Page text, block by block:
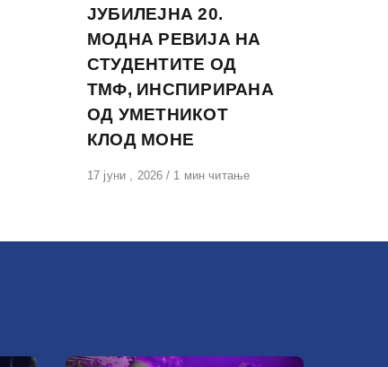
ЈУБИЛЕЈНА 20.
МОДНА РЕВИЈА НА
СТУДЕНТИТЕ ОД
ТМФ, ИНСПИРИРАНА
ОД УМЕТНИКОТ
КЛОД МОНЕ
Објавено
17 јуни , 2026 1 мин читање